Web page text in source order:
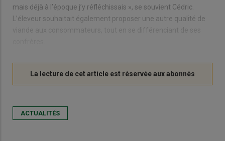
mais déjà à l’époque j’y réfléchissais », se souvient Cédric.
L’éleveur souhaitait également proposer une autre qualité de
ACTUALITÉS